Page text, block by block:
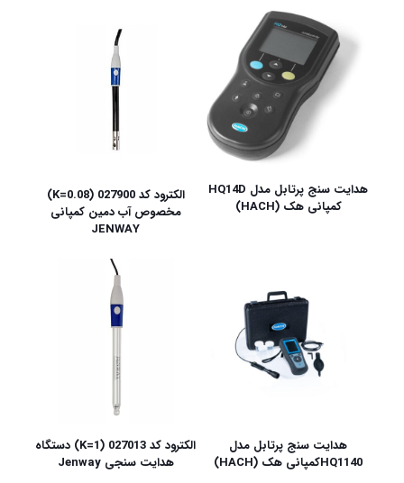
هدایت سنج پرتابل مدل HQ14D
کمپانی هک (HACH)
الکترود کد 027900 (K=0.08)
مخصوص آب دمین کمپانی
JENWAY
هدایت سنج پرتابل مدل
HQ1140کمپانی هک (HACH)
الکترود کد 027013 (K=1) دستگاه
هدایت سنجی Jenway